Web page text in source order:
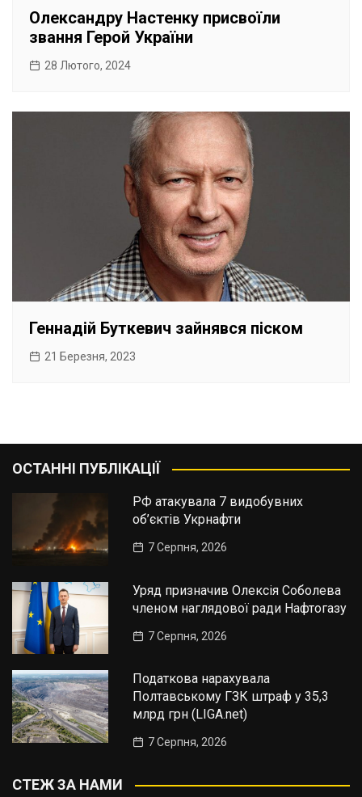
Олександру Настенку присвоїли
звання Герой України
28 Лютого, 2024
Геннадій Буткевич зайнявся піском
21 Березня, 2023
ОСТАННІ ПУБЛІКАЦІЇ
РФ атакувала 7 видобувних
об’єктів Укрнафти
7 Серпня, 2026
Уряд призначив Олексія Соболева
членом наглядової ради Нафтогазу
7 Серпня, 2026
Податкова нарахувала
Полтавському ГЗК штраф у 35,3
млрд грн (LIGA.net)
7 Серпня, 2026
СТЕЖ ЗА НАМИ